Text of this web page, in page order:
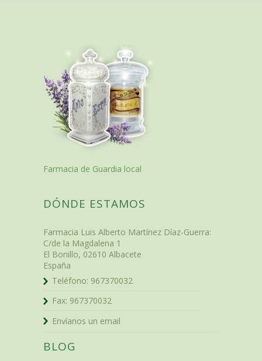
Farmacia de Guardia local
DÓNDE ESTAMOS
Farmacia Luis Alberto Martínez Díaz-Guerra:
C/de la Magdalena 1
El Bonillo, 02610 Albacete
España
Teléfono: 967370032
Fax: 967370032
Envíanos un email
BLOG